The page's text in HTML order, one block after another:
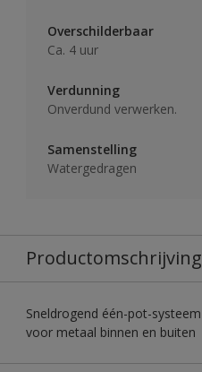
Overschilderbaar
Ca. 4 uur
Verdunning
Onverdund verwerken.
Samenstelling
Watergedragen
Productomschrijving
Sneldrogend één-pot-systeem
voor metaal binnen en buiten